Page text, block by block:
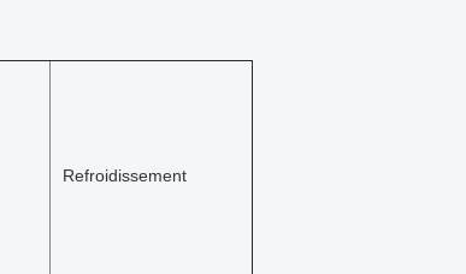
Refroidissement